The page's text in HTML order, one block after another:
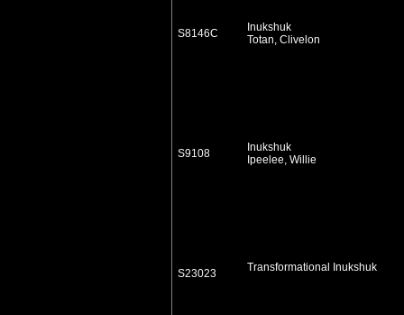
S8146C
Inukshuk
Totan, Clivelon
S9108
Inukshuk
Ipeelee, Willie
S23023 Transformational Inukshuk